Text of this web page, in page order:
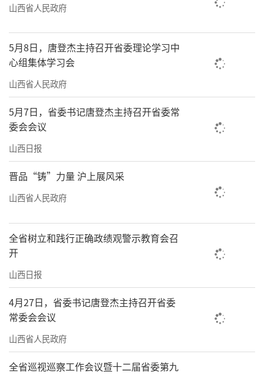
山西省人民政府
5月8日，唐登杰主持召开省委理论学习中
心组集体学习会
山西省人民政府
5月7日，省委书记唐登杰主持召开省委常
委会会议
山西日报
晋品“铸”力量 沪上展风采
山西省人民政府
全省树立和践行正确政绩观警示教育会召
开
山西日报
4月27日，省委书记唐登杰主持召开省委
常委会会议
山西省人民政府
全省巡视巡察工作会议暨十二届省委第九